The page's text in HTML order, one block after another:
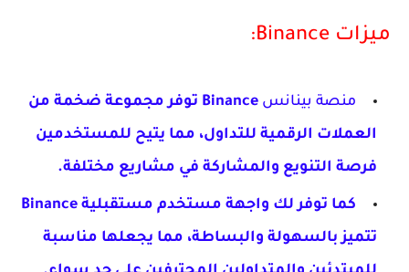
ميزات Binance:
منصة بينانس
Binance توفر مجموعة ضخمة من
العملات الرقمية للتداول، مما يتيح للمستخدمين
فرصة التنويع والمشاركة في مشاريع مختلفة.
كما توفر لك واجهة مستخدم مستقبلية Binance
تتميز بالسهولة والبساطة، مما يجعلها مناسبة